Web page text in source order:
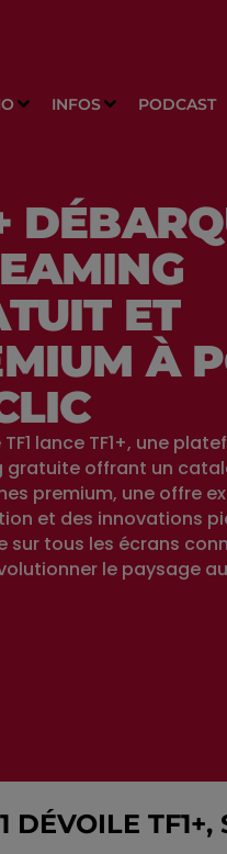
INFOS PODCAST
ET
À
TF1 lance TF1+, une
gratuite offrant un
premium, une offre
et des innovations
sur tous les écrans
le paysage
DÉVOILE